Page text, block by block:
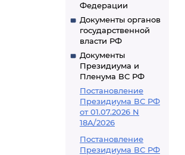
Федерации
Документы органов
государственной
власти РФ
Документы
Президиума и
Пленума ВС РФ
Постановление
Президиума ВС РФ
от 01.07.2026 N
18А/2026
Постановление
Президиума ВС РФ